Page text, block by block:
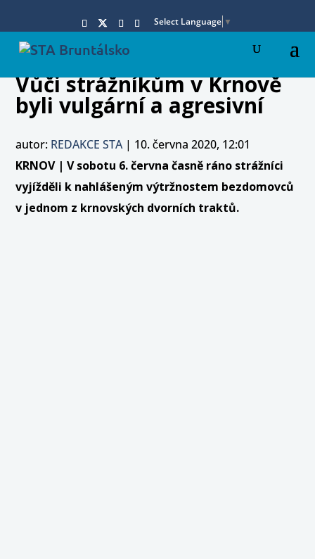
Select Language ▼
Vůči strážníkům v Krnově
byli vulgární a agresivní
autor: REDAKCE STA| 10. června 2020, 12:01
KRNOV | V sobotu 6. června časně ráno strážníci
vyjížděli k nahlášeným výtržnostem bezdomovců
v jednom z krnovských dvorních traktů.